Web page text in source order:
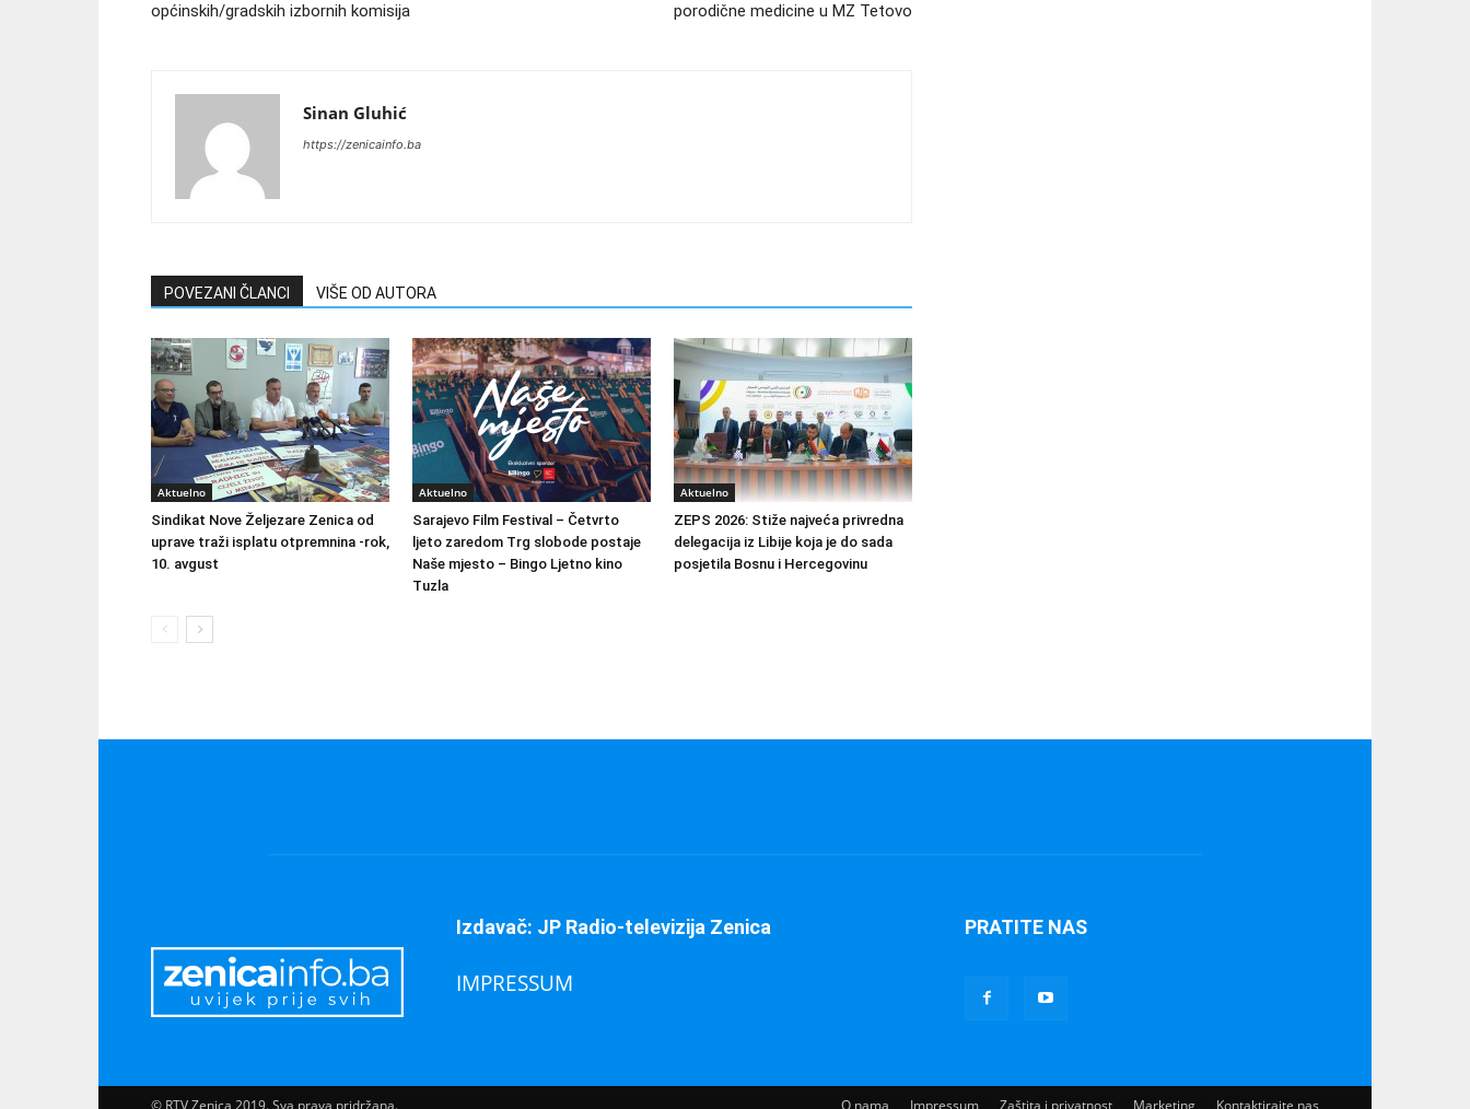
općinskih/gradskih izbornih komisija
porodične medicine u MZ Tetovo
Sinan Gluhić
https://zenicainfo.ba
POVEZANI ČLANCI VIŠE OD AUTORA
Aktuelno
Sindikat Nove Željezare Zenica od
uprave traži isplatu otpremnina -rok,
10. avgust
Aktuelno
Sarajevo Film Festival – Četvrto
ljeto zaredom Trg slobode postaje
Naše mjesto – Bingo Ljetno kino
Tuzla
Aktuelno
ZEPS 2026: Stiže najveća privredna
delegacija iz Libije koja je do sada
posjetila Bosnu i Hercegovinu
Izdavač: JP Radio-televizija Zenica
IMPRESSUM
PRATITE NAS